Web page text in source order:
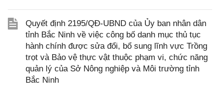
Quyết định 2195/QĐ-UBND của Ủy ban nhân dân
tỉnh Bắc Ninh về việc công bố danh mục thủ tục
hành chính được sửa đổi, bổ sung lĩnh vực Trồng
trọt và Bảo vệ thực vật thuộc phạm vi, chức năng
quản lý của Sở Nông nghiệp và Môi trường tỉnh
Bắc Ninh